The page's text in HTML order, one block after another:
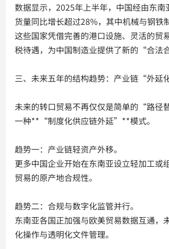
数据显示，2025年上半年，中国经由东南
货量同比增长超过28%，其中机械与钢铁
这些国家凭借完善的港口设施、灵活的贸
税待遇，为中国制造业提供了新的“合法
三、未来五年的结构趋势：产业链“外
未来的转口贸易不再仅仅是简单的“路径
一种**“制度化供应链外延”**模式。
趋势一：产业链轻资产外移。
更多中国企业开始在东南亚设立轻加工或
贸易的原产地合规性。
趋势二：合规与数字化监管并行。
东南亚各国正加强与欧美贸易数据互通，
化操作与透明化文件管理。